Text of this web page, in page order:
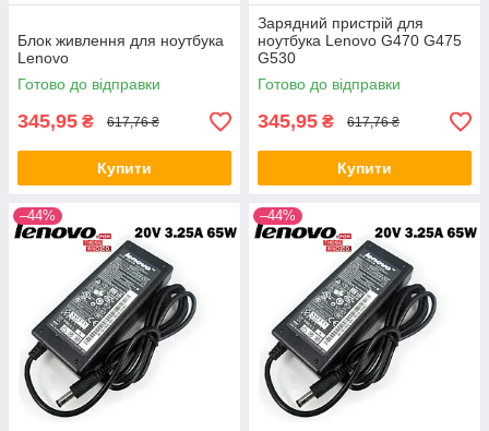
Блок живлення для ноутбука
Lenovo
Готово до відправки
345,95 ₴ 617,76 ₴
Купити
Зарядний пристрій для
ноутбука Lenovo G470 G475
G530
Готово до відправки
345,95 ₴ 617,76 ₴
Купити
–44% –44%